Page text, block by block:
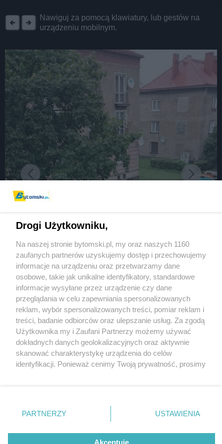
Nawiguj za pomocą klawiatury, lub gestów na
urządzeniu mobilnym.
fot:
3 / 15
Wydawca mediów lokalnych
Nie zapomnij
zapoznać się z:
polityką prywatności regulamin korzystania z portali
Twojemiasto
Piekary Śląskie
Chorzów
Tarnowskie Góry
Gliwice
Skontakuj sięz nami
Kontakt
Wydawca
Pogoda
Drogi Użytkowniku,
Na naszej stronie bytomski.pl, my oraz naszych 1160
zaufanych partnerów uzyskujemy dostęp i przechowujemy
informacje na urządzeniu oraz przetwarzamy dane
osobowe, takie jak unikalne identyfikatory, standardowe
informacje wysyłane przez urządzenie czy dane
przeglądania w celu zapewniania spersonalizowanych
reklam, wybór spersonalizowanych treści, pomiar reklam i
treści, badanie odbiorców oraz ulepszanie usług. Za zgodą
Użytkownika my i Zaufani Partnerzy możemy używać
dokładnych danych geolokalizacyjnych oraz aktywnie
skanować charakterystykę urządzenia do celów
identyfikacji. Ponieważ cenimy Twoją prywatność, prosimy
prywatności znajdujący się w lewym dolnym rogu strony
. Niektóre rodzaje przetwarzania danych nie wymagają
zgody użytkownika, ale masz prawo sprzeciwić się
takiemu przetwarzaniu. Preferencje będą miały
PARTNERZY USTAWIENIA
Akceptuję